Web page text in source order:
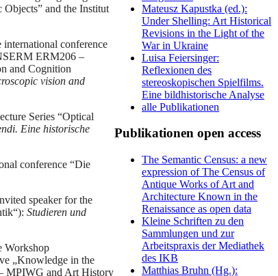
and the Institut
international conference
ERM206 –
and Cognition
vision and
Series “Optical
Eine historische
conference “Die
speaker for the
Studieren und
Workshop
„Knowledge in the
MPIWG and Art History
Mateusz Kapustka (ed.):
Under Shelling: Art Historical
Revisions in the Light of the
War in Ukraine
Luisa Feiersinger:
Reflexionen des
stereoskopischen Spielfilms.
Eine bildhistorische Analyse
alle Publikationen
Publikationen open access
The Semantic Census: a new
expression of The Census of
Antique Works of Art and
Architecture Known in the
Renaissance as open data
Kleine Schriften zu den
Sammlungen und zur
Arbeitspraxis der Mediathek
des IKB
Matthias Bruhn (Hg.):